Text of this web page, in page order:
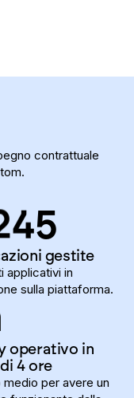
contrattuale
45
gestite
applicativi in
sulla piattaforma.
operativo in
4 ore
medio per avere un